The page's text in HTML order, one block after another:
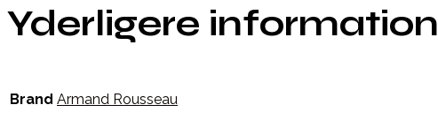
Yderligere information
Brand Armand Rousseau